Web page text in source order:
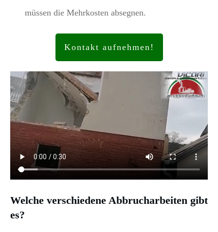
müssen die Mehrkosten absegnen.
Kontakt aufnehmen!
Welche verschiedene Abbrucharbeiten gibt
es?